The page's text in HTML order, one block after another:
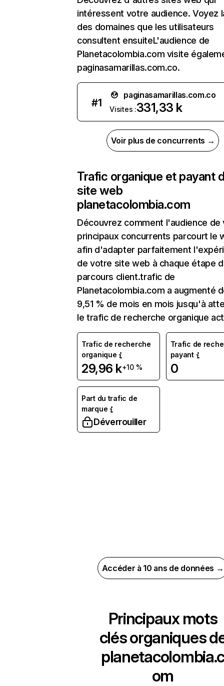
intéressent votre audience. Voyez
des domaines que les utilisateurs
consultent ensuiteL'audience de
Planetacolombia.com visite
paginasamarillas.com.co.
#1
paginasamarillas.com.co
Visites :331,33 k
Voir plus de concurrents →
Trafic organique et payant
site web
planetacolombia.com
Découvrez comment l'audience de
principaux concurrents parcourt le
afin d'adapter parfaitement
de votre site web à chaque étape
parcours client.trafic de
Planetacolombia.com a augmenté
9,51 % de mois en mois jusqu'à
le trafic de recherche organique
Trafic de recherche
organique
29,96 k+10 %
Trafic de
payant
0
Part du trafic de
marque
Déverrouiller
Accéder à 10 ans de données →
Principaux mots
clés organiques
om